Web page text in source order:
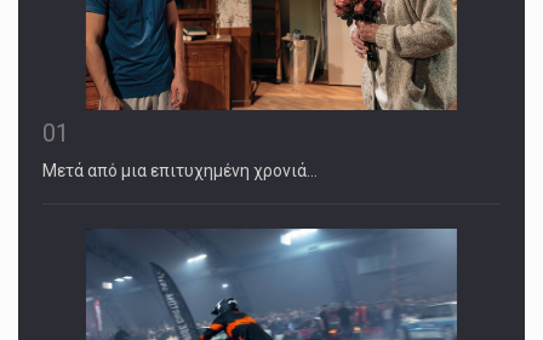
01
Μετά από μια επιτυχημένη χρονιά…